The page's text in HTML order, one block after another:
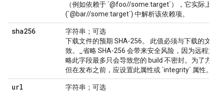
（例如依赖于 `@foo//some:target`），它实际上
(`@bar//some:target`) 中解析该依赖项。
sha256
字符串；可选
下载文件的预期 SHA-256。 此值必须与下载的文
致。_省略 SHA-256 会带来安全风险，因为远程
略此字段最多只会导致您的 build 不密封。为了方
但在发布之前，应设置此属性或 `integrity` 属性。
url
字符串；可选